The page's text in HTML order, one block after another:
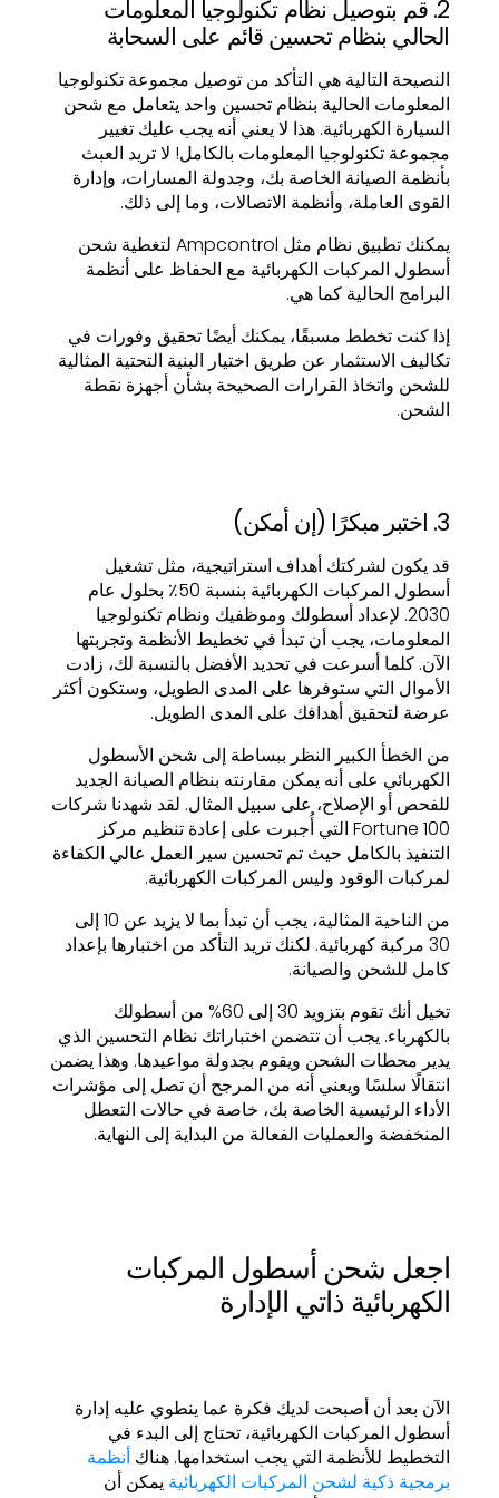
2. قم بتوصيل نظام تكنولوجيا المعلومات
الحالي بنظام تحسين قائم على السحابة
النصيحة التالية هي التأكد من توصيل مجموعة تكنولوجيا
المعلومات الحالية بنظام تحسين واحد يتعامل مع شحن
السيارة الكهربائية. هذا لا يعني أنه يجب عليك تغيير
مجموعة تكنولوجيا المعلومات بالكامل! لا تريد العبث
بأنظمة الصيانة الخاصة بك، وجدولة المسارات، وإدارة
القوى العاملة، وأنظمة الاتصالات، وما إلى ذلك.
يمكنك تطبيق نظام مثل Ampcontrol لتغطية شحن
أسطول المركبات الكهربائية مع الحفاظ على أنظمة
البرامج الحالية كما هي.
إذا كنت تخطط مسبقًا، يمكنك أيضًا تحقيق وفورات في
تكاليف الاستثمار عن طريق اختيار البنية التحتية المثالية
للشحن واتخاذ القرارات الصحيحة بشأن أجهزة نقطة
الشحن.
3. اختبر مبكرًا (إن أمكن)
قد يكون لشركتك أهداف استراتيجية، مثل تشغيل
أسطول المركبات الكهربائية بنسبة 50٪ بحلول عام
2030. لإعداد أسطولك وموظفيك ونظام تكنولوجيا
المعلومات، يجب أن تبدأ في تخطيط الأنظمة وتجربتها
الآن. كلما أسرعت في تحديد الأفضل بالنسبة لك، زادت
الأموال التي ستوفرها على المدى الطويل، وستكون أكثر
عرضة لتحقيق أهدافك على المدى الطويل.
من الخطأ الكبير النظر ببساطة إلى شحن الأسطول
الكهربائي على أنه يمكن مقارنته بنظام الصيانة الجديد
للفحص أو الإصلاح، على سبيل المثال. لقد شهدنا شركات
Fortune 100 التي أُجبرت على إعادة تنظيم مركز
التنفيذ بالكامل حيث تم تحسين سير العمل عالي الكفاءة
لمركبات الوقود وليس المركبات الكهربائية.
من الناحية المثالية، يجب أن تبدأ بما لا يزيد عن 10 إلى
30 مركبة كهربائية. لكنك تريد التأكد من اختبارها بإعداد
كامل للشحن والصيانة.
تخيل أنك تقوم بتزويد 30 إلى 60% من أسطولك
بالكهرباء. يجب أن تتضمن اختباراتك نظام التحسين الذي
يدير محطات الشحن ويقوم بجدولة مواعيدها. وهذا يضمن
انتقالًا سلسًا ويعني أنه من المرجح أن تصل إلى مؤشرات
الأداء الرئيسية الخاصة بك، خاصة في حالات التعطل
المنخفضة والعمليات الفعالة من البداية إلى النهاية.
اجعل شحن أسطول المركبات
الكهربائية ذاتي الإدارة
الآن بعد أن أصبحت لديك فكرة عما ينطوي عليه إدارة
أسطول المركبات الكهربائية، تحتاج إلى البدء في
التخطيط للأنظمة التي يجب استخدامها. هناكأنظمة
برمجية ذكية لشحن المركبات الكهربائية يمكن أن